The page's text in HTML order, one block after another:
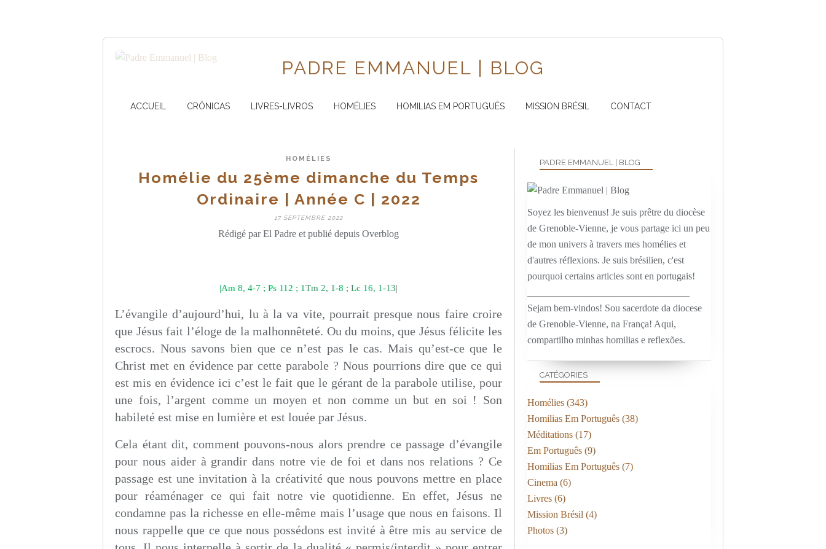
PADRE EMMANUEL | BLOG
ACCUEIL CRÔNICAS LIVRES-LIVROS HOMÉLIES HOMILIAS EM PORTUGUÊS MISSION BRÉSIL CONTACT
HOMÉLIES
Homélie du 25ème dimanche du Temps
Ordinaire | Année C | 2022
17 SEPTEMBRE 2022
Rédigé par El Padre et publié depuis Overblog
|Am 8, 4-7 ; Ps 112 ; 1Tm 2, 1-8 ; Lc 16, 1-13|
L’évangile d’aujourd’hui, lu à la va vite, pourrait presque nous faire croire
que Jésus fait l’éloge de la malhonnêteté. Ou du moins, que Jésus félicite les
escrocs. Nous savons bien que ce n’est pas le cas. Mais qu’est-ce que le
Christ met en évidence par cette parabole ? Nous pourrions dire que ce qui
est mis en évidence ici c’est le fait que le gérant de la parabole utilise, pour
une fois, l’argent comme un moyen et non comme un but en soi ! Son
habileté est mise en lumière et est louée par Jésus.
Cela étant dit, comment pouvons-nous alors prendre ce passage d’évangile
pour nous aider à grandir dans notre vie de foi et dans nos relations ? Ce
passage est une invitation à la créativité que nous pouvons mettre en place
pour réaménager ce qui fait notre vie quotidienne. En effet, Jésus ne
condamne pas la richesse en elle-même mais l’usage que nous en faisons. Il
nous rappelle que ce que nous possédons est invité à être mis au service de
PADRE EMMANUEL | BLOG
Soyez les bienvenus! Je suis prêtre du diocèse
de Grenoble-Vienne, je vous partage ici un peu
de mon univers à travers mes homélies et
d'autres réflexions. Je suis brésilien, c'est
pourquoi certains articles sont en portugais!
Sejam bem-vindos! Sou sacerdote da diocese
de Grenoble-Vienne, na França! Aqui,
compartilho minhas homilias e reflexões.
CATÉGORIES
Homélies (343)
Homilias Em Português (38)
Méditations (17)
Em Português (9)
Homilias Em Português (7)
Cinema (6)
Livres (6)
Mission Brésil (4)
Photos (3)